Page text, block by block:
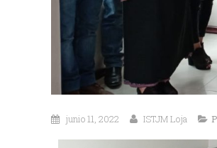
junio 11, 2022 ISTJM Loja